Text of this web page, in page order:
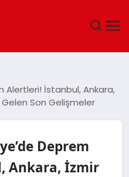
Alertleri! İstanbul, Ankara,
Gelen Son Gelişmeler
Deprem
Ankara, İzmir